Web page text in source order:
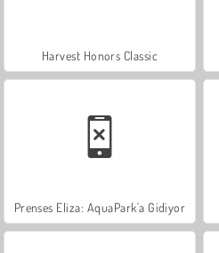
Harvest Honors Classic
Prenses Eliza: AquaPark'a Gidiyor